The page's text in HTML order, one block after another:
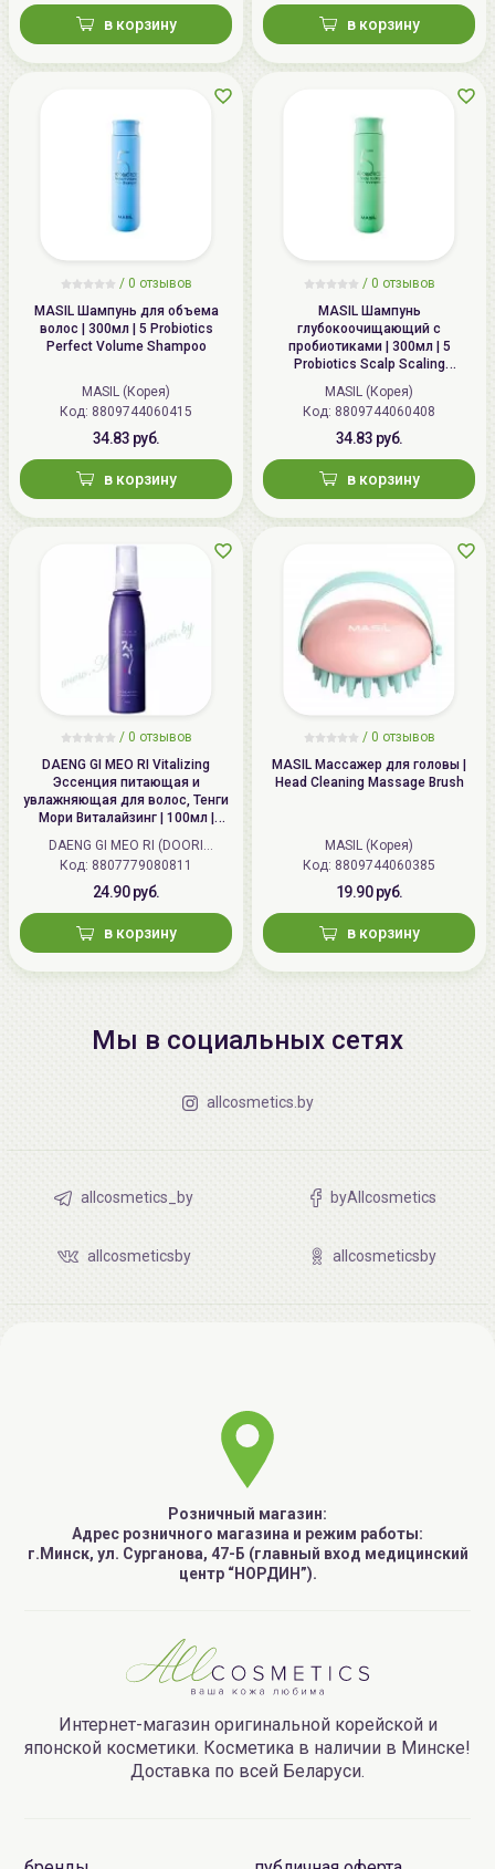
the SKIN HOUSE - корейский косметический бренд
был создан компанией Noksibcho Pharm для
реализации исследований и технологий лаборатории
Noksibcho Pharmaceutical Central Research Center
работающей с 1979 г. Косметические средства the
SKIN HOUSE завоевали заслуженную популярность у
потребителей всего мира за максимальное
содержания натуральных ингредиентов безопасных
производится только на собственной фабрике.
в корзину в корзину
/ 0 отзывов
MASIL Шампунь для объема
волос | 300мл | 5 Probiotics
Perfect Volume Shampoo
MASIL (Корея)
Код: 8809744060415
34.83 руб.
в корзину
/ 0 отзывов
MASIL Шампунь
глубокоочищающий с
пробиотиками | 300мл | 5
Probiotics Scalp Scaling
Shampoo
MASIL (Корея)
Код: 8809744060408
34.83 руб.
в корзину
/ 0 отзывов
DAENG GI MEO RI Vitalizing
Эссенция питающая и
увлажняющая для волос, Тенги
Мори Виталайзинг | 100мл |
Vitalizing Hair Essence
DAENG GI MEO RI (DOORI
Cosmetics) (Корея)
Код: 8807779080811
24.90 руб.
в корзину
/ 0 отзывов
MASIL Массажер для головы |
Head Cleaning Massage Brush
MASIL (Корея)
Код: 8809744060385
19.90 руб.
в корзину
Мы в социальных сетях
allcosmetics.by
allcosmetics_by byAllcosmetics
allcosmeticsby allcosmeticsby
Розничный магазин:
Адрес розничного магазина и режим работы:
г.Минск, ул. Сурганова, 47-Б (главный вход медицинский
центр “НОРДИН”).
Интернет-магазин оригинальной корейской и
японской косметики. Косметика в наличии в Минске!
Доставка по всей Беларуси.